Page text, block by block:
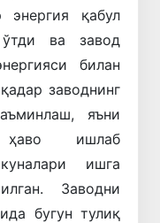
энергия қабул
ва завод
билан
заводнинг
яъни
ишлаб
ишга
Заводни
бугун тулиқ